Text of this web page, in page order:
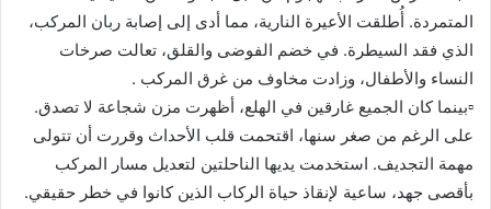
المتمردة. أُطلقت الأعيرة النارية، مما أدى إلى إصابة ربان المركب،
الذي فقد السيطرة. في خضم الفوضى والقلق، تعالت صرخات
النساء والأطفال، وزادت مخاوف من غرق المركب .
▫️بينما كان الجميع غارقين في الهلع، أظهرت مزن شجاعة لا تصدق.
على الرغم من صغر سنها، اقتحمت قلب الأحداث وقررت أن تتولى
مهمة التجديف. استخدمت يديها الناحلتين لتعديل مسار المركب
بأقصى جهد، ساعية لإنقاذ حياة الركاب الذين كانوا في خطر حقيقي.